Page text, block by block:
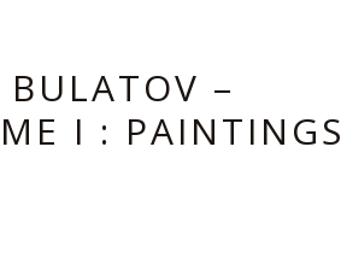
–
I : PAINTINGS